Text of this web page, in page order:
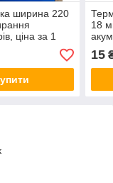
ширина 220
ціна за 1
18
15